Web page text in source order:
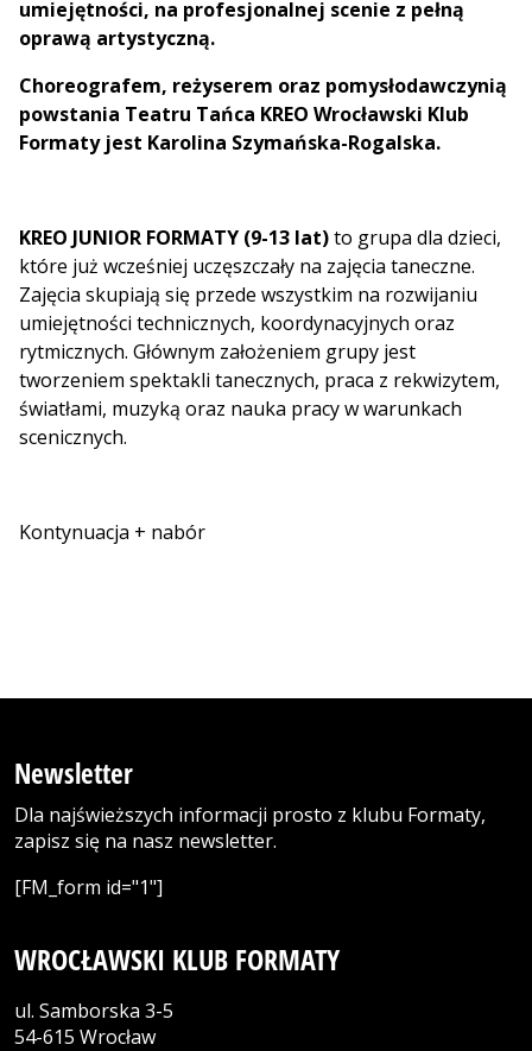
umiejętności, na profesjonalnej scenie z pełną
oprawą artystyczną.
Choreografem, reżyserem oraz pomysłodawczynią
powstania Teatru Tańca KREO Wrocławski Klub
Formaty jest Karolina Szymańska-Rogalska.
KREO JUNIOR FORMATY (9-13 lat)to grupa dla dzieci,
które już wcześniej uczęszczały na zajęcia taneczne.
Zajęcia skupiają się przede wszystkim na rozwijaniu
umiejętności technicznych, koordynacyjnych oraz
rytmicznych. Głównym założeniem grupy jest
tworzeniem spektakli tanecznych, praca z rekwizytem,
światłami, muzyką oraz nauka pracy w warunkach
scenicznych.
Kontynuacja + nabór
Newsletter
Dla najświeższych informacji prosto z klubu Formaty,
zapisz się na nasz newsletter.
[FM_form id="1"]
WROCŁAWSKI KLUB FORMATY
ul. Samborska 3-5
54-615 Wrocław